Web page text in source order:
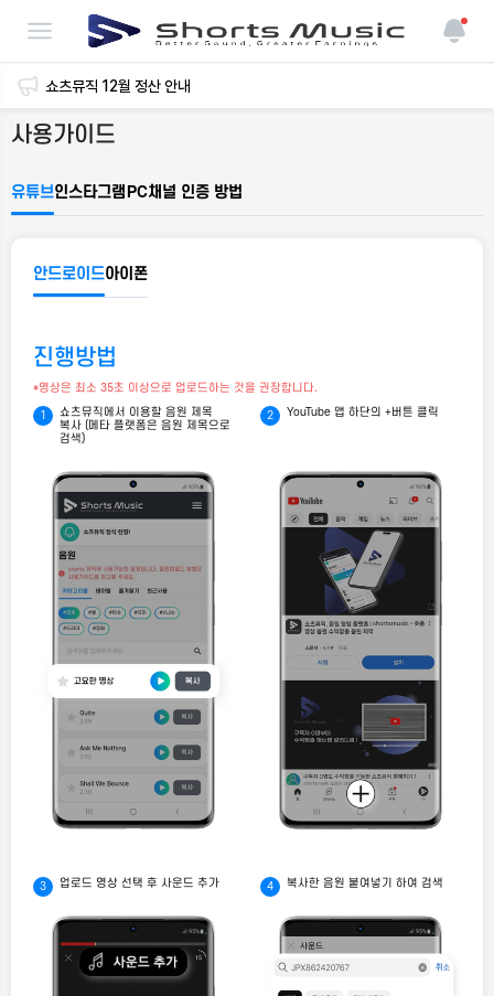
쇼츠뮤직 12월 정산 관련 추가 공지 건
쇼츠뮤직 12월 정산 안내
사용가이드
유튜브인스타그램 PC채널 인증 방법
안드로이드아이폰
진행방법
*영상은 최소 35초 이상으로 업로드하는 것을 권장합니다.
쇼츠뮤직에서 이용할 음원 제목
복사 (메타 플랫폼은 음원 제목으로
검색)
YouTube 앱 하단의 +버튼 클릭
업로드 영상 선택 후 사운드 추가 복사한 음원 붙여넣기 하여 검색